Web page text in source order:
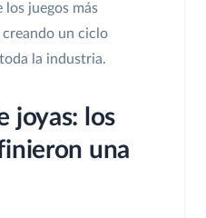
los juegos más
un ciclo
la industria.
joyas: los
una